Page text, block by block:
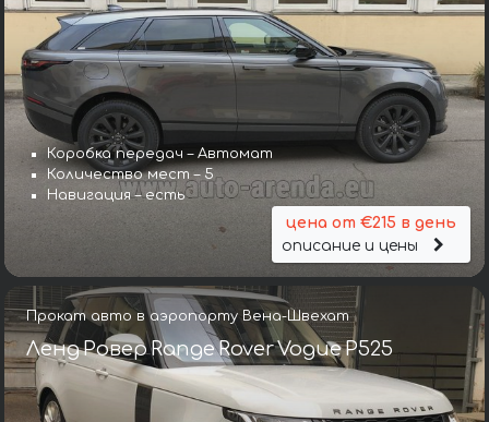
Коробка передач – Автомат
Количество мест – 5
Навигация – есть
цена от €215 в день
описание и цены
Прокат авто в аэропорту Вена-Швехат
Ленд Ровер Range Rover Vogue P525